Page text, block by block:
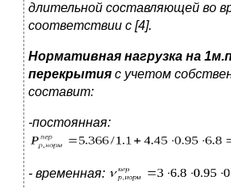
длительной составляющей во
соответствии с [4].
Нормативная нагрузка на
перекрытия с учетом
составит:
-постоянная:
- временная: